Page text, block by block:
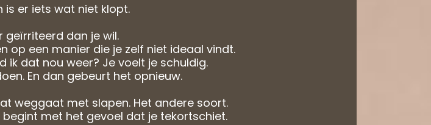
is er iets wat niet klopt.
geïrriteerd dan je wil.
op een manier die je zelf niet ideaal vindt.
ik dat nou weer? Je voelt je schuldig.
En dan gebeurt het opnieuw.
weggaat met slapen. Het andere soort.
met het gevoel dat je tekortschiet.